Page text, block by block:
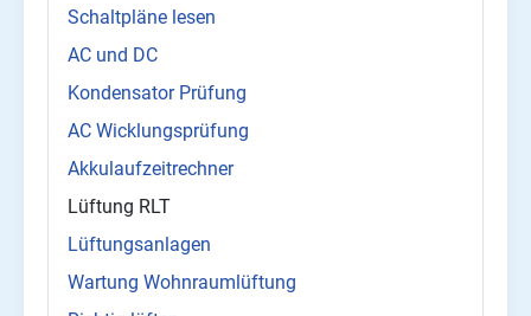
Schaltpläne lesen
AC und DC
Kondensator Prüfung
AC Wicklungsprüfung
Akkulaufzeitrechner
Lüftung RLT
Lüftungsanlagen
Wartung Wohnraumlüftung